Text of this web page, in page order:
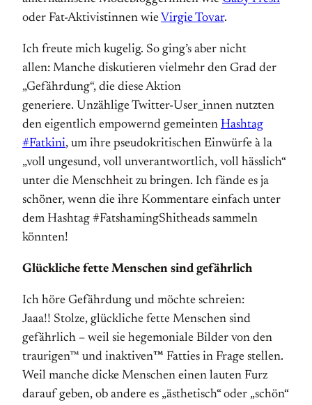
oder Fat-Aktivistinnen wie Virgie Tovar.
Ich freute mich kugelig. So ging’s aber nicht
allen: Manche diskutieren vielmehr den Grad der
„Gefährdung“, die diese Aktion
generiere. Unzählige Twitter-User_innen nutzten
den eigentlich empowernd gemeinten Hashtag
#Fatkini, um ihre pseudo­kritischen Einwürfe à la
„voll ungesund, voll unver­antwortlich, voll hässlich“
unter die Mensch­heit zu bringen. Ich fände es ja
schöner, wenn die ihre Kommentare einfach unter
dem Hashtag #FatshamingShitheads sammeln
könnten!
Glückliche fette Menschen sind gefährlich
Ich höre Gefährdung und möchte schreien:
Jaaa!! Stolze, glückliche fette Menschen sind
gefährlich – weil sie hegemoniale Bilder von den
traurigen™ und inaktiven™ Fatties in Frage stellen.
Weil manche dicke Menschen einen lauten Furz
darauf geben, ob andere es „ästhetisch“ oder „schön“